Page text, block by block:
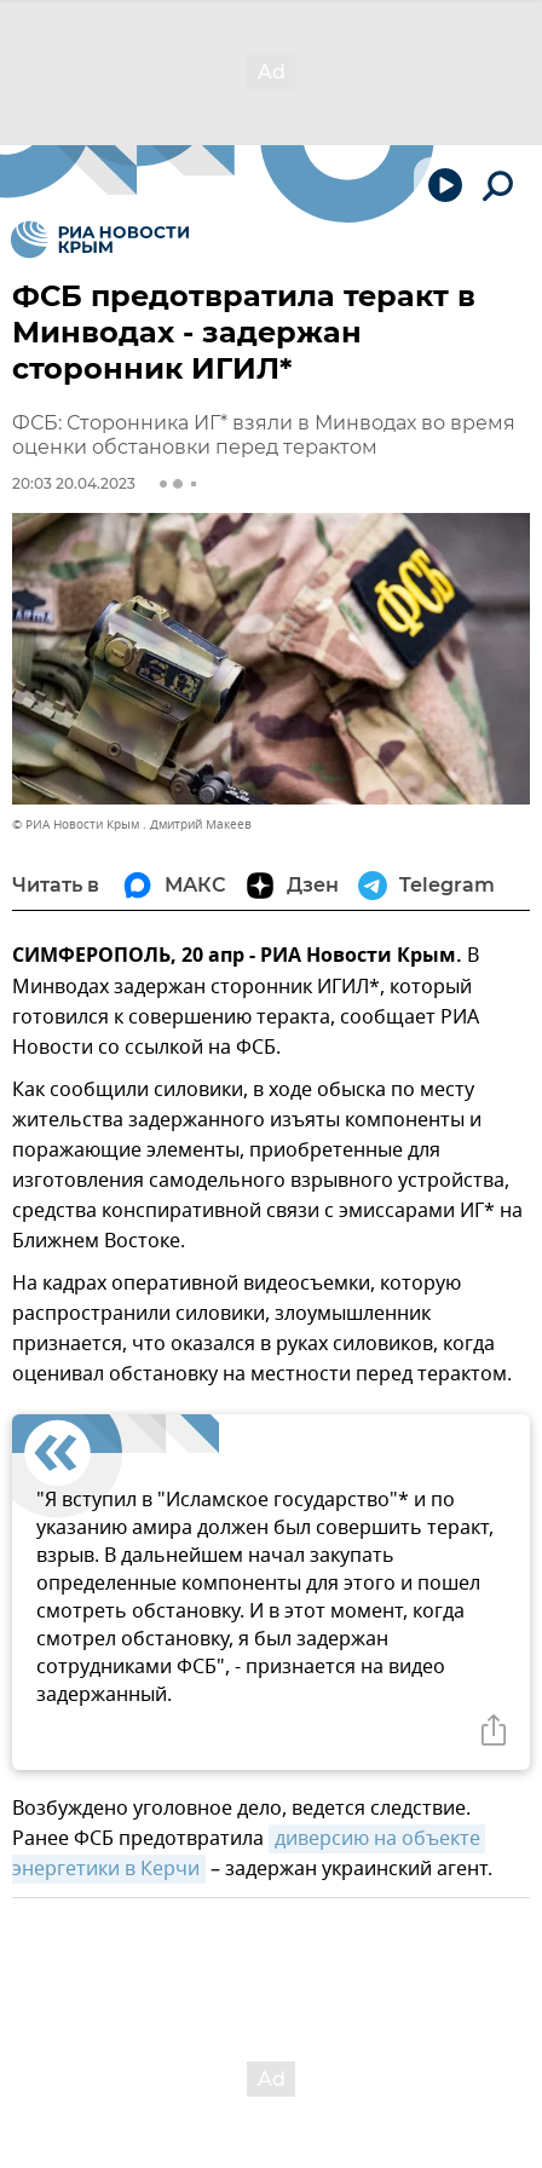
ФСБ предотвратила теракт в
Минводах - задержан
сторонник ИГИЛ*
ФСБ: Сторонника ИГ* взяли в Минводах во время
оценки обстановки перед терактом
20:03 20.04.2023
© РИА Новости Крым . Дмитрий Макеев
Читать в МАКС Дзен Telegram
СИМФЕРОПОЛЬ, 20 апр - РИА Новости Крым. В
Минводах задержан сторонник ИГИЛ*, который
готовился к совершению теракта, сообщает РИА
Новости со ссылкой на ФСБ.
Как сообщили силовики, в ходе обыска по месту
жительства задержанного изъяты компоненты и
поражающие элементы, приобретенные для
изготовления самодельного взрывного устройства,
средства конспиративной связи с эмиссарами ИГ* на
Ближнем Востоке.
На кадрах оперативной видеосъемки, которую
распространили силовики, злоумышленник
признается, что оказался в руках силовиков, когда
оценивал обстановку на местности перед терактом.
"Я вступил в "Исламское государство"* и по
указанию амира должен был совершить теракт,
взрыв. В дальнейшем начал закупать
определенные компоненты для этого и пошел
смотреть обстановку. И в этот момент, когда
смотрел обстановку, я был задержан
сотрудниками ФСБ", - признается на видео
задержанный.
Возбуждено уголовное дело, ведется следствие.
Ранее ФСБ предотвратила диверсию на объекте
энергетики в Керчи – задержан украинский агент.